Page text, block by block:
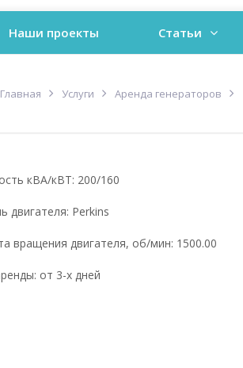
Наши проекты Статьи
Главная Услуги Аренда генераторов
кВА/кВТ: 200/160
двигателя: Perkins
вращения двигателя, об/мин: 1500.00
от 3-х дней